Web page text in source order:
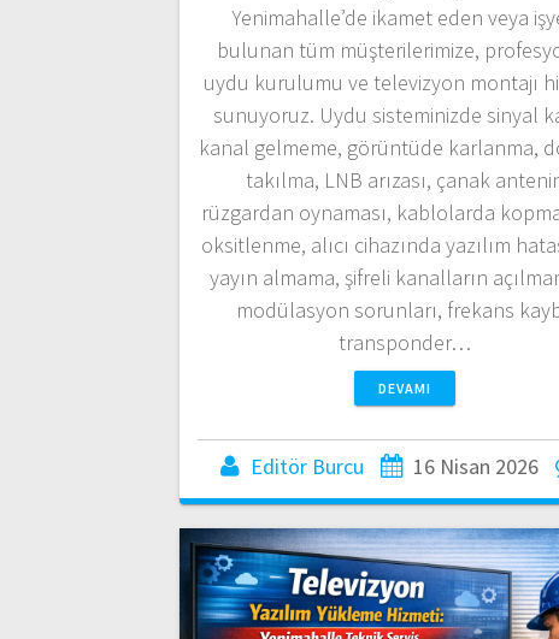
Yenimahalle’de ikamet eden veya
bulunan tüm müşterilerimize,
uydu kurulumu ve televizyon montajı
sunuyoruz. Uydu sisteminizde sinyal
kanal gelmeme, görüntüde karlanma,
takılma, LNB arızası, çanak
rüzgardan oynaması, kablolarda
oksitlenme, alıcı cihazında yazılım
yayın almama, şifreli kanalların
modülasyon sorunları, frekans
transponder…
DEVAMI
Editör Burcu 16 Nisan 2026